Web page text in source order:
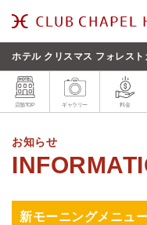
ホテル クリスマス フォレス
店舗TOP ギャラリー 料金
お知らせ
新モーニングメニュ